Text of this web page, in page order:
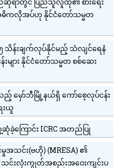
အဓိကလိုအပ်ဟု နိုင်ငံတော်သမ္မတ
သိန်းချက်လုပ်နိုင်မည့် သံလျင်ရေနံ
ား နိုင်ငံတော်သမ္မတ စစ်ဆေး
ည့် မှော်ဘီမြို့နယ်ရှိ ကော်စေ့လုပ်ငန်း
ယူ
ခဲ့ကြောင်း ICRC အတည်ပြု
မှုအသင်း(ဗဟို) (MRESA) ၏
းလုံးကျွတ်အစည်းအဝေးကျင်းပ